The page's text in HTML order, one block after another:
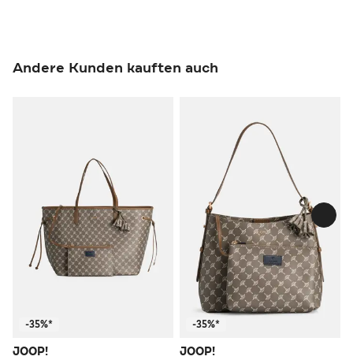
Andere Kunden kauften auch
-35%*
JOOP!
-35%*
JOOP!